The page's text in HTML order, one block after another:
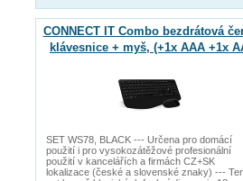
CONNECT IT Combo bezdrátová
klávesnice + myš, (+1x AAA +1x
SET WS78, BLACK --- Určena pro domácí
použití i pro vysokozátěžové profesionální
použití v kancelářích a firmách CZ+SK
lokalizace (české a slovenské znaky) ---